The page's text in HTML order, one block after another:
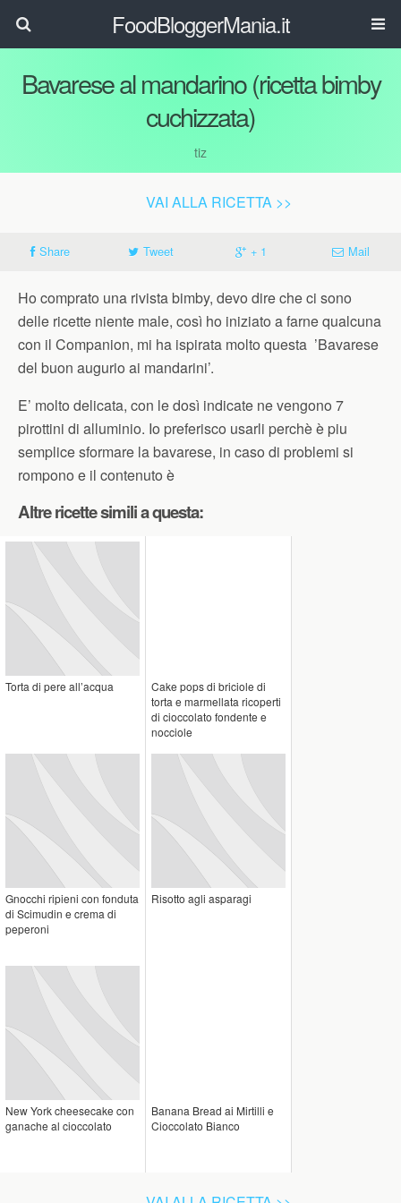
FoodBloggerMania.it
Bavarese al mandarino (ricetta bimby
cuchizzata)
tiz
VAI ALLA RICETTA >>
Share Tweet + 1 Mail
Ho comprato una rivista bimby, devo dire che ci sono
delle ricette niente male, così ho iniziato a farne qualcuna
con il Companion, mi ha ispirata molto questa ’Bavarese
del buon augurio ai mandarini’.
E’ molto delicata, con le dosì indicate ne vengono 7
pirottini di alluminio. Io preferisco usarli perchè è piu
semplice sformare la bavarese, in caso di problemi si
rompono e il contenuto è
Altre ricette simili a questa:
Torta di pere all’acqua
Cake pops di briciole di
torta e marmellata ricoperti
di cioccolato fondente e
nocciole
Gnocchi ripieni con fonduta
di Scimudin e crema di
peperoni
Risotto agli asparagi
New York cheesecake con
ganache al cioccolato
Banana Bread ai Mirtilli e
Cioccolato Bianco